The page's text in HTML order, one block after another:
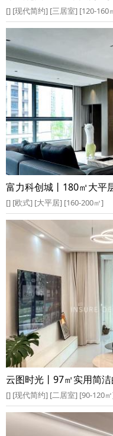
[] [现代简约] [三居室] [120-160
富力科创城丨180㎡大平
[] [欧式] [大平居] [160-200㎡]
云图时光丨97㎡实用简
[] [现代简约] [二居室] [90-120